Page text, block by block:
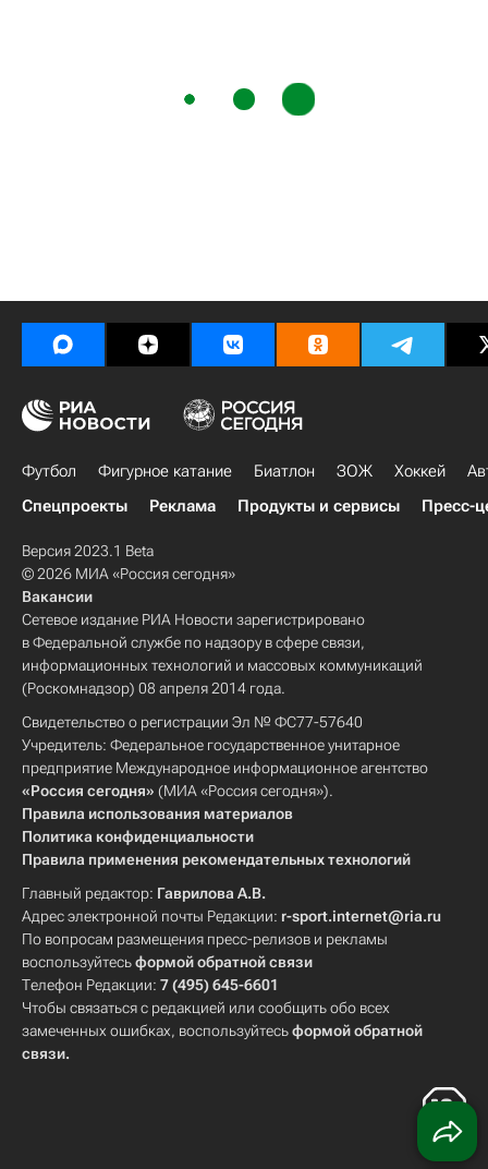
Футбол Фигурное катание Биатлон ЗОЖ Хоккей
Спецпроекты
Реклама Продукты и сервисы Пресс-
Версия 2023.1 Beta
© 2026 МИА «Россия сегодня»
Вакансии
Сетевое издание РИА Новости зарегистрировано
в Федеральной службе по надзору в сфере связи,
информационных технологий и массовых коммуникаций
(Роскомнадзор) 08 апреля 2014 года.
Свидетельство о регистрации Эл № ФС77-57640
Учредитель: Федеральное государственное унитарное
предприятие Международное информационное агентство
«Россия сегодня» (МИА «Россия сегодня»).
Правила использования материалов
Политика конфиденциальности
Правила применения рекомендательных технологий
Главный редактор: Гаврилова А.В.
Адрес электронной почты Редакции: r-sport.internet@ria.ru
По вопросам размещения пресс-релизов и рекламы
воспользуйтесьформой обратной связи
Телефон Редакции: 7 (495) 645-6601
Чтобы связаться с редакцией или сообщить обо всех
замеченных ошибках, воспользуйтесьформой обратной
связи.